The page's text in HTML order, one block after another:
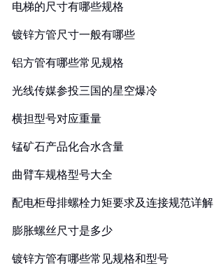
电梯的尺寸有哪些规格
镀锌方管尺寸一般有哪些
铝方管有哪些常见规格
光线传媒参投三国的星空爆冷
横担型号对应重量
锰矿石产品化合水含量
曲臂车规格型号大全
配电柜母排螺栓力矩要求及连接规范详解
膨胀螺丝尺寸是多少
镀锌方管有哪些常见规格和型号